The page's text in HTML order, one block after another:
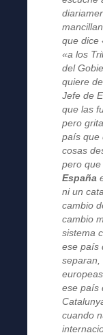
que dice
«a los
del
quiere
Jefe de
que las
pero
país que
cosas
pero
España
ni un
cambio
cambio
sistema
ese país
separan,
ese país
cuando